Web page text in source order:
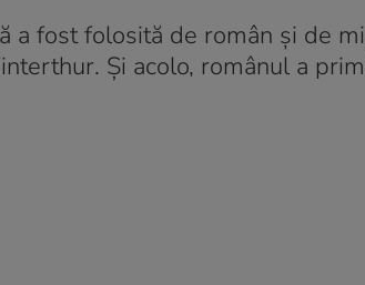
a fost folosită de român și de
Și acolo, românul a